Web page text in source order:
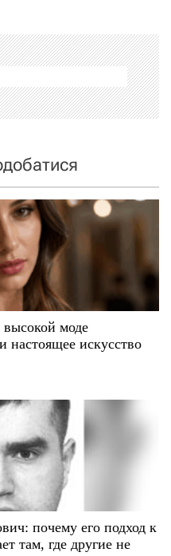
моде
настоящее искусство
почему его подход к
там, где другие не